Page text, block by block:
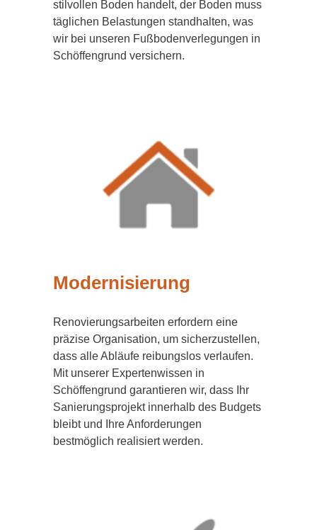
stilvollen Boden handelt, der Boden muss
täglichen Belastungen standhalten, was
wir bei unseren Fußbodenverlegungen in
Schöffengrund versichern.
Modernisierung
Renovierungsarbeiten erfordern eine
präzise Organisation, um sicherzustellen,
dass alle Abläufe reibungslos verlaufen.
Mit unserer Expertenwissen in
Schöffengrund garantieren wir, dass Ihr
Sanierungsprojekt innerhalb des Budgets
bleibt und Ihre Anforderungen
bestmöglich realisiert werden.